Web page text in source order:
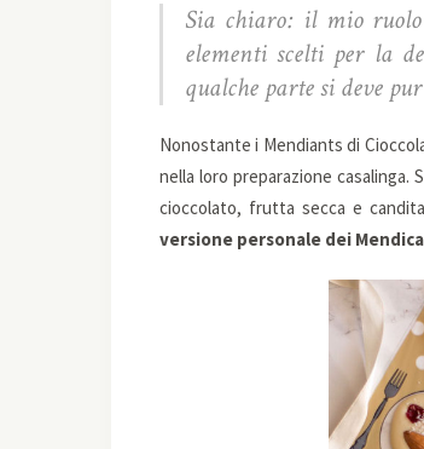
Sia chiaro: il mio ruolo
elementi scelti per la
qualche parte si deve
Nonostante i Mendiants di
nella loro preparazione casalinga.
cioccolato, frutta secca e
versione personale dei